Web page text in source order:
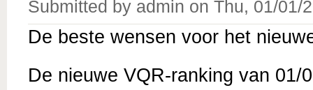
Submitted by admin on Thu, 01/01/
De beste wensen voor het
De nieuwe VQR-ranking van 01/